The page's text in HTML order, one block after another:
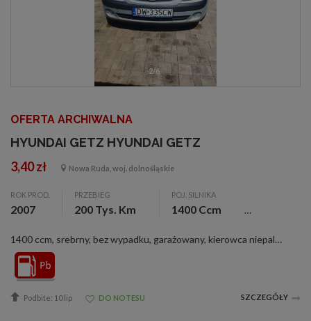
2/6
OFERTA ARCHIWALNA
HYUNDAI GETZ HYUNDAI GETZ
3,40 zł Nowa Ruda, woj. dolnośląskie
ROK PROD.
2007
PRZEBIEG
200 Tys. Km
POJ. SILNIKA
1400 Ccm
1400 ccm, srebrny, bez wypadku, garażowany, kierowca niepalący, kupiony w kraju, serwisowany, zarejestr., ABS, alarm, alum. felgi, c. zamek, el. otw. szyby, el. reg. lusterka, immobilizer, klimatyzacja, pod. pow., wspom. kier., Witam mam do sprzedani...
Podbite: 10 lip DO NOTESU SZCZEGÓŁY